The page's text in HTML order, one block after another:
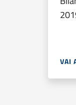
VAI